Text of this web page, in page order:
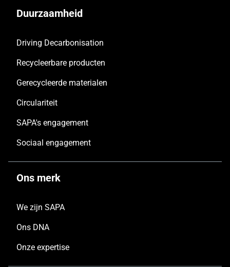
Duurzaamheid
Driving Decarbonisation
Recycleerbare producten
Gerecycleerde materialen
Circulariteit
SAPA's engagement
Sociaal engagement
Ons merk
We zijn SAPA
Ons DNA
Onze expertise